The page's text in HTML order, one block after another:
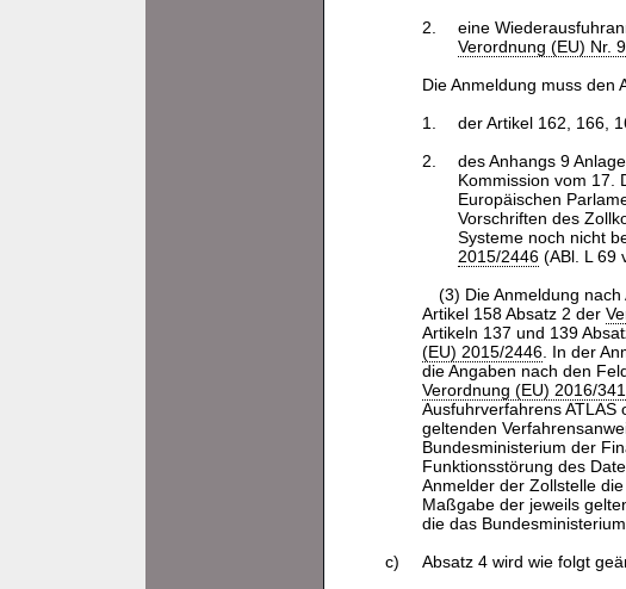
2.
eine
Verordnung (EU) Nr.
Die Anmeldung muss den
1.
der Artikel 162, 166,
2.
des Anhangs 9
Kommission vom 17.
Europäischen
Vorschriften des
Systeme noch nicht
2015/2446 (ABl. L 69
(3) Die Anmeldung
Artikel 158 Absatz 2 der
Artikeln 137 und 139
(EU) 2015/2446. In der
die Angaben nach den
Verordnung (EU) 2016/341
Ausfuhrverfahrens
geltenden
Bundesministerium der
Funktionsstörung des
Anmelder der Zollstelle
Maßgabe der jeweils
die das
c)
Absatz 4 wird wie folgt